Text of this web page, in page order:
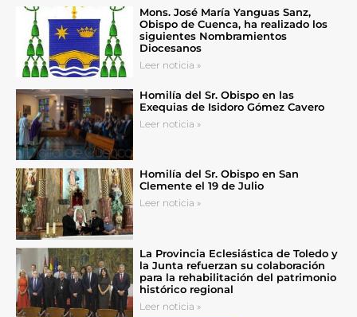
Mons. José María Yanguas Sanz,
Obispo de Cuenca, ha realizado los
siguientes Nombramientos
Diocesanos
Leer noticia »
Homilía del Sr. Obispo en las
Exequias de Isidoro Gómez Cavero
Leer noticia »
Homilía del Sr. Obispo en San
Clemente el 19 de Julio
Leer noticia »
La Provincia Eclesiástica de Toledo y
la Junta refuerzan su colaboración
para la rehabilitación del patrimonio
histórico regional
Leer noticia »